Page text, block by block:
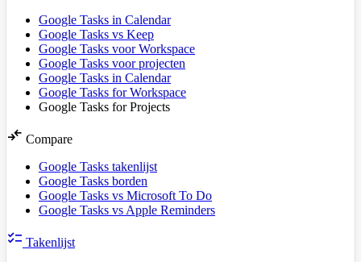
Google Tasks in Calendar
Google Tasks vs Keep
Google Tasks voor Workspace
Google Tasks voor projecten
Google Tasks in Calendar
Google Tasks for Workspace
Google Tasks for Projects
compare_arrows Compare
Google Tasks takenlijst
Google Tasks borden
Google Tasks vs Microsoft To Do
Google Tasks vs Apple Reminders
checklist Takenlijst